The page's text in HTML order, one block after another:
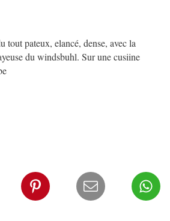
tout pateux, elancé, dense, avec la
du windsbuhl. Sur une cusiine